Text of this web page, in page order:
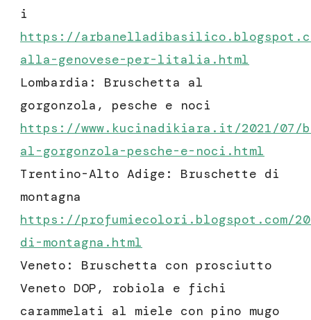
i
https://
alla-genovese-per-litalia.html
Lombardia: Bruschetta al
gorgonzola, pesche e noci
https://www.kucinadikiara.it/2021/07/
al-gorgonzola-pesche-e-noci.html
Trentino-Alto Adige: Bruschette di
montagna
https://profumiecolori.blogspot.com/
di-montagna.html
Veneto:
Bruschetta con prosciutto
Veneto DOP, robiola e fichi
carammelati al miele con pino mugo